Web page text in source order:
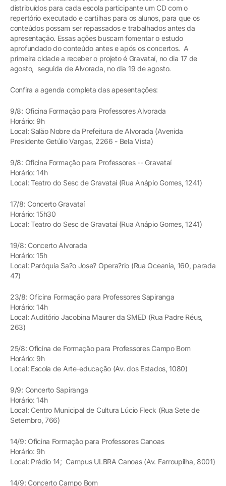
distribuídos para cada escola participante um CD com o
repertório executado e cartilhas para os alunos, para que os
conteúdos possam ser repassados e trabalhados antes da
apresentação. Essas ações buscam fomentar o estudo
aprofundado do conteúdo antes e após os concertos. A
primeira cidade a receber o projeto é Gravataí, no dia 17 de
agosto, seguida de Alvorada, no dia 19 de agosto.
Confira a agenda completa das apesentações:
9/8: Oficina Formação para Professores Alvorada
Horário: 9h
Local: Salão Nobre da Prefeitura de Alvorada (Avenida
Presidente Getúlio Vargas, 2266 - Bela Vista)
9/8: Oficina Formação para Professores -- Gravataí
Horário: 14h
Local: Teatro do Sesc de Gravataí (Rua Anápio Gomes, 1241)
17/8: Concerto Gravataí
Horário: 15h30
Local: Teatro do Sesc de Gravataí (Rua Anápio Gomes, 1241)
19/8: Concerto Alvorada
Horário: 15h
Local: Paróquia Sa?o Jose? Opera?rio (Rua Oceania, 160, parada
47)
23/8: Oficina Formação para Professores Sapiranga
Horário: 14h
Local: Auditório Jacobina Maurer da SMED (Rua Padre Réus,
263)
25/8: Oficina de Formação para Professores Campo Bom
Horário: 9h
Local: Escola de Arte-educação (Av. dos Estados, 1080)
9/9: Concerto Sapiranga
Horário: 14h
Local: Centro Municipal de Cultura Lúcio Fleck (Rua Sete de
Setembro, 766)
14/9: Oficina Formação para Professores Canoas
Horário: 9h
Local: Prédio 14; Campus ULBRA Canoas (Av. Farroupilha, 8001)
14/9: Concerto Campo Bom